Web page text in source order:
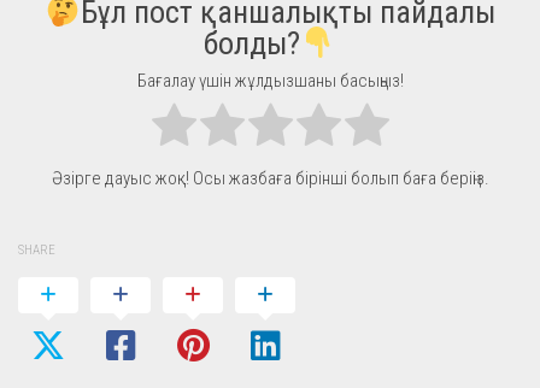
Бұл пост қаншалықты пайдалы
болды?
Бағалау үшін жұлдызшаны басыңыз!
Әзірге дауыс жоқ! Осы жазбаға бірінші болып баға беріңіз.
SHARE